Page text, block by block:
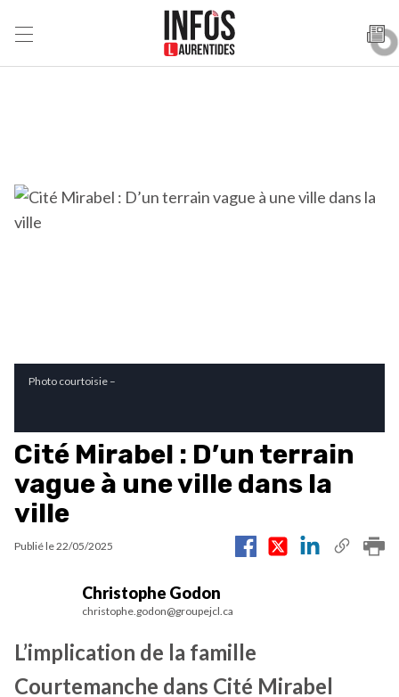
Photo courtoisie –
Cité Mirabel : D’un terrain
vague à une ville dans la
ville
Publié le22/05/2025
Christophe Godon
christophe.godon@groupejcl.ca
L’implication de la famille
Courtemanche dans Cité Mirabel